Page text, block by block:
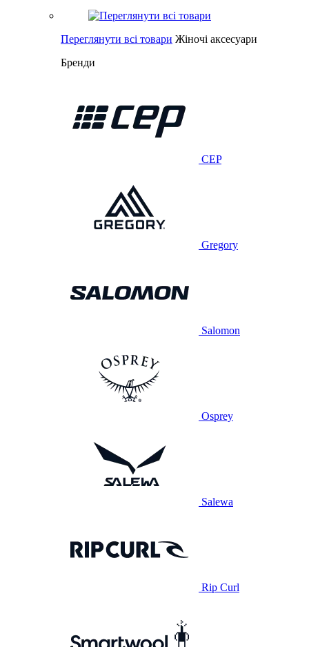
Переглянути всі товари Жіночі аксесуари
Бренди
CEP
Gregory
Salomon
Osprey
Salewa
Rip Curl